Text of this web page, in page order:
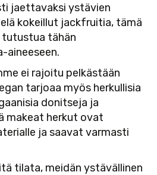
jaettavaksi ystävien
kokeillut jackfruitia, tämä
tutustua tähän
aineeseen.
ei rajoitu pelkästään
tarjoaa myös herkullisia
donitseja ja
makeat herkut ovat
ja saavat varmasti
tilata, meidän ystävällinen